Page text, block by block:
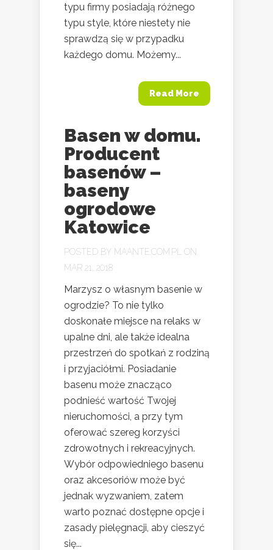
typu firmy posiadają różnego
typu style, które niestety nie
sprawdzą się w przypadku
każdego domu. Możemy...
Read More
Basen w domu.
Producent
basenów –
baseny
ogrodowe
Katowice
POSTED BY MAANTE.COM.PL
ON
MAR 21, 2018
Marzysz o własnym basenie w
ogrodzie? To nie tylko
doskonałe miejsce na relaks w
upalne dni, ale także idealna
przestrzeń do spotkań z rodziną
i przyjaciółmi. Posiadanie
basenu może znacząco
podnieść wartość Twojej
nieruchomości, a przy tym
oferować szereg korzyści
zdrowotnych i rekreacyjnych.
Wybór odpowiedniego basenu
oraz akcesoriów może być
jednak wyzwaniem, zatem
warto poznać dostępne opcje i
zasady pielęgnacji, aby cieszyć
się...